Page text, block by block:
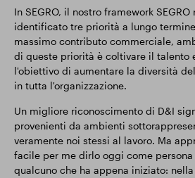
In SEGRO, il nostro framework
identificato tre priorità a lungo
massimo contributo commerciale,
di queste priorità è coltivare il talento
l'obiettivo di aumentare la diversità
in tutta l'organizzazione.
Un migliore riconoscimento di D&I
provenienti da ambienti
veramente noi stessi al lavoro. Ma
facile per me dirlo oggi come
qualcuno che ha appena iniziato: